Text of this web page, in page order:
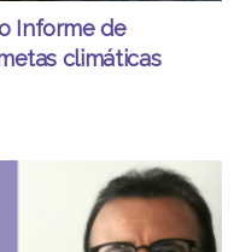
Informe de
climáticas